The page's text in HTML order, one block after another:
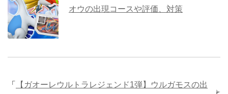
オウの出現コースや評価、対策
「
【ガオーレウルトラレジェンド1弾】ウルガモスの出